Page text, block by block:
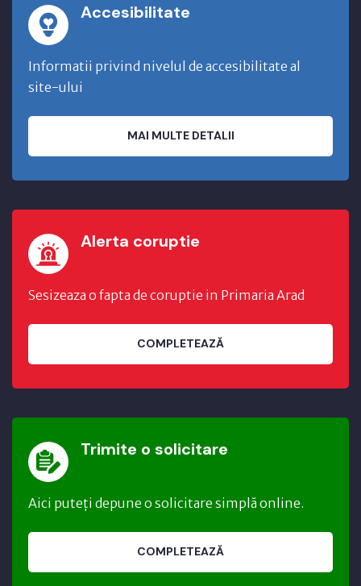
Accesibilitate
Informatii privind nivelul de accesibilitate al
site-ului
MAI MULTE DETALII
Alerta coruptie
Sesizeaza o fapta de coruptie in Primaria Arad
COMPLETEAZĂ
Trimite o solicitare
Aici puteți depune o solicitare simplă online.
COMPLETEAZĂ